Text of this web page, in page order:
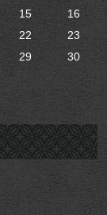
15
16
22
23
29
30